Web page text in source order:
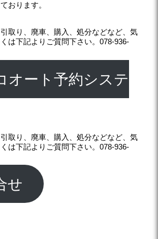
おります。
取り、廃車、購入、処分などなど、気
は下記よりご質問下さい。078-936-
オート予約システ
取り、廃車、購入、処分などなど、気
は下記よりご質問下さい。078-936-
せ